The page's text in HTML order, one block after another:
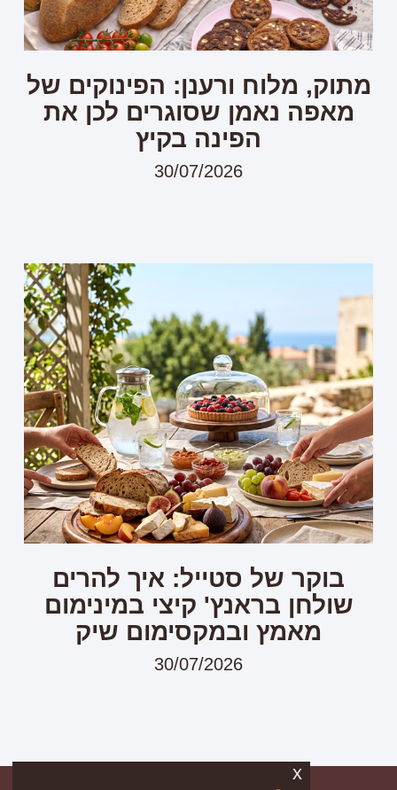
מתוק, מלוח ורענן: הפינוקים של
מאפה נאמן שסוגרים לכן את
הפינה בקיץ
30/07/2026
בוקר של סטייל: איך להרים
שולחן בראנץ' קיצי במינימום
מאמץ ובמקסימום שיק
30/07/2026
x